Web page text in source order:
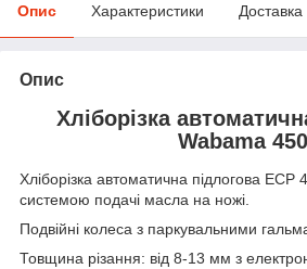
Опис Характеристики Доставка
Опис
Хліборізка
Wabama 450
Хліборізка автоматична підлогова
системою подачі масла на ножі.
Подвійні колеса з паркувальними
Товщина різання: від 8-13 мм з